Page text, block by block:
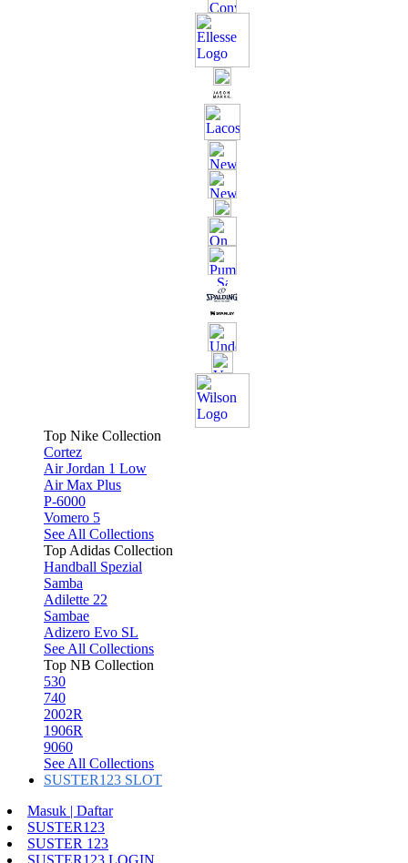
Top Nike Collection
Cortez
Air Jordan 1 Low
Air Max Plus
P-6000
Vomero 5
See All Collections
Top Adidas Collection
Handball Spezial
Samba
Adilette 22
Sambae
Adizero Evo SL
See All Collections
Top NB Collection
530
740
2002R
1906R
9060
See All Collections
SUSTER123 SLOT
Masuk | Daftar
SUSTER123
SUSTER 123
SUSTER123 LOGIN